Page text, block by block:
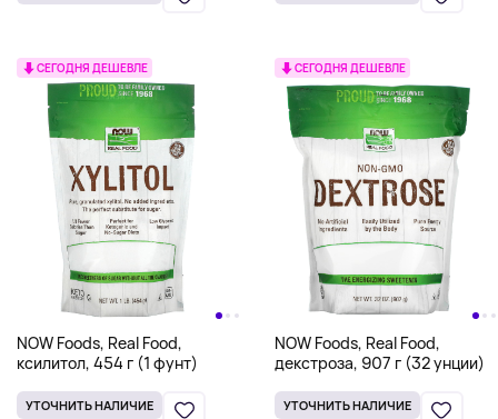
СЕГОДНЯ ДЕШЕВЛЕ
NOW Foods, Real Food,
ксилитол, 454 г (1 фунт)
УТОЧНИТЬ НАЛИЧИЕ
СЕГОДНЯ ДЕШЕВЛЕ
NOW Foods, Real Food,
декстроза, 907 г (32 унции)
УТОЧНИТЬ НАЛИЧИЕ